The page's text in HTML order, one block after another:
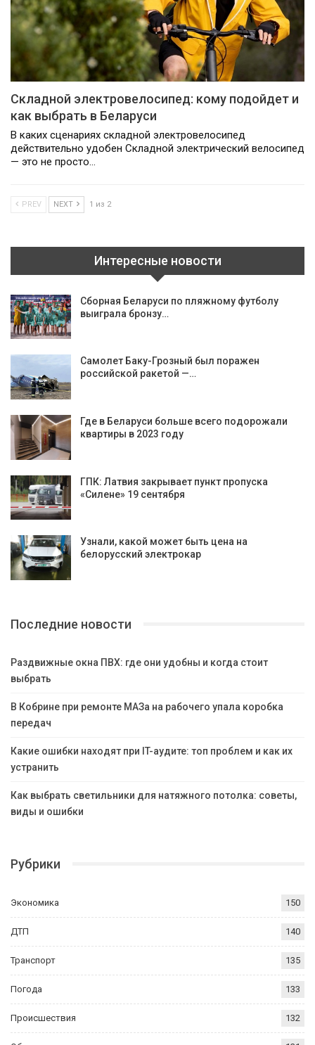
Складной электровелосипед: кому подойдет и
как выбрать в Беларуси
В каких сценариях складной электровелосипед
действительно удобен Складной электрический велосипед
— это не просто…
PREV NEXT 1 из 2
Интересные новости
Сборная Беларуси по пляжному футболу
выиграла бронзу…
Самолет Баку-Грозный был поражен
российской ракетой —…
Где в Беларуси больше всего подорожали
квартиры в 2023 году
ГПК: Латвия закрывает пункт пропуска
«Силене» 19 сентября
Узнали, какой может быть цена на
белорусский электрокар
Последние новости
Раздвижные окна ПВХ: где они удобны и когда стоит
выбрать
В Кобрине при ремонте МАЗа на рабочего упала коробка
передач
Какие ошибки находят при IT-аудите: топ проблем и как их
устранить
Как выбрать светильники для натяжного потолка: советы,
виды и ошибки
Рубрики
Экономика 150
ДТП 140
Транспорт 135
Погода 133
Происшествия 132